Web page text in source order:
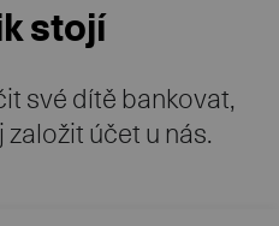
stojí
své dítě bankovat,
účet u nás.